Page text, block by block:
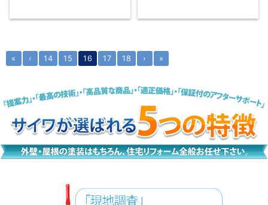
« ‹ 14 15 16 17 18 › »